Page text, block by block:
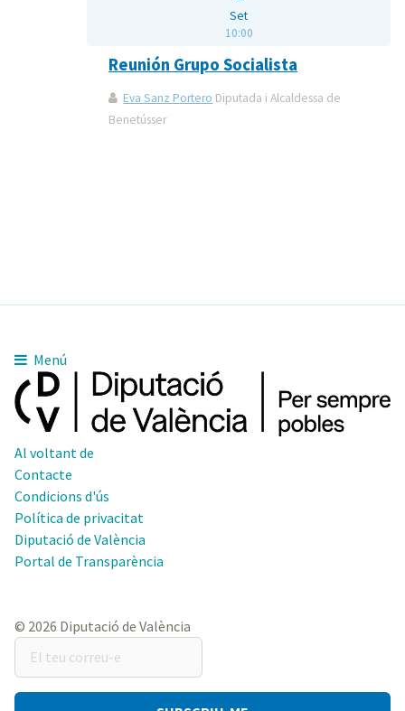
Set
10:00
Reunión Grupo Socialista
Eva Sanz Portero Diputada i Alcaldessa de
Benetússer
Menú
Al voltant de
Contacte
Condicions d'ús
Política de privacitat
Diputació de València
Portal de Transparència
© 2026 Diputació de València
El
teu
correu-